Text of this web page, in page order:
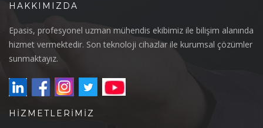
HAKKIMIZDA
Epasis, profesyonel uzman mühendis ekibimiz ile bilişim alanında
hizmet vermektedir. Son teknoloji cihazlar ile kurumsal çözümler
sunmaktayız.
HIZMETLERIMIZ